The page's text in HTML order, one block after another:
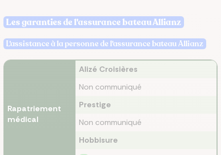
Les garanties de l'assurance bateau Allianz
L'assistance à la personne de l'assurance bateau Allianz
Rapatriement
médical
Alizé Croisières
Non communiqué
Prestige
Non communiqué
Hobbisure